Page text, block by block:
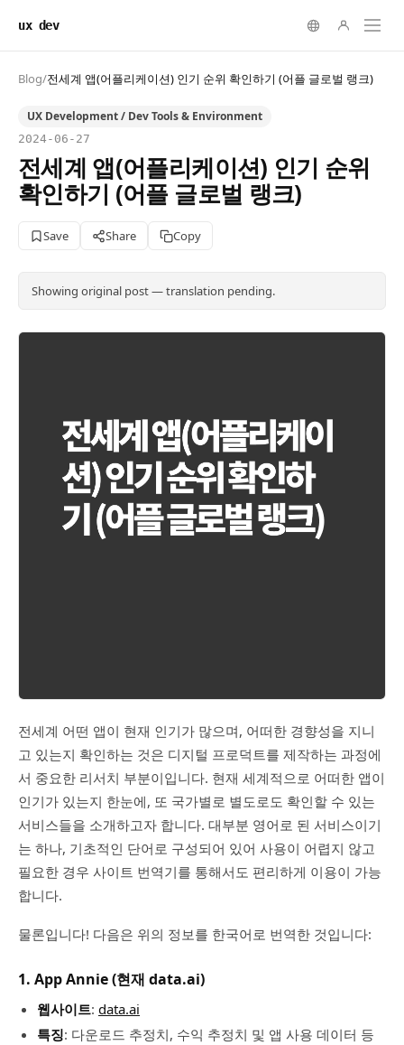
ux dev
Blog/전세계 앱(어플리케이션) 인기 순위 확인하기 (어플 글로벌 랭크)
UX Development / Dev Tools & Environment
2024-06-27
전세계 앱(어플리케이션) 인기 순위
확인하기 (어플 글로벌 랭크)
Save Share Copy
Showing original post — translation pending.
전세계 어떤 앱이 현재 인기가 많으며, 어떠한 경향성을 지니
고 있는지 확인하는 것은 디지털 프로덕트를 제작하는 과정에
서 중요한 리서치 부분이입니다. 현재 세계적으로 어떠한 앱이
인기가 있는지 한눈에, 또 국가별로 별도로도 확인할 수 있는
서비스들을 소개하고자 합니다. 대부분 영어로 된 서비스이기
는 하나, 기초적인 단어로 구성되어 있어 사용이 어렵지 않고
필요한 경우 사이트 번역기를 통해서도 편리하게 이용이 가능
합니다.
물론입니다! 다음은 위의 정보를 한국어로 번역한 것입니다:
1. App Annie (현재 data.ai)
웹사이트: data.ai
특징: 다운로드 추정치, 수익 추정치 및 앱 사용 데이터 등